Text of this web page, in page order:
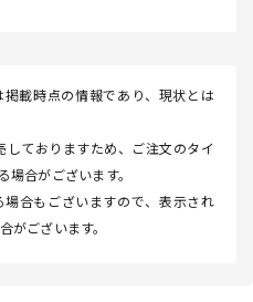
載時点の情報であり、現状とは
ておりますため、ご注文のタイ
場合がございます。
合もございますので、表示され
がございます。